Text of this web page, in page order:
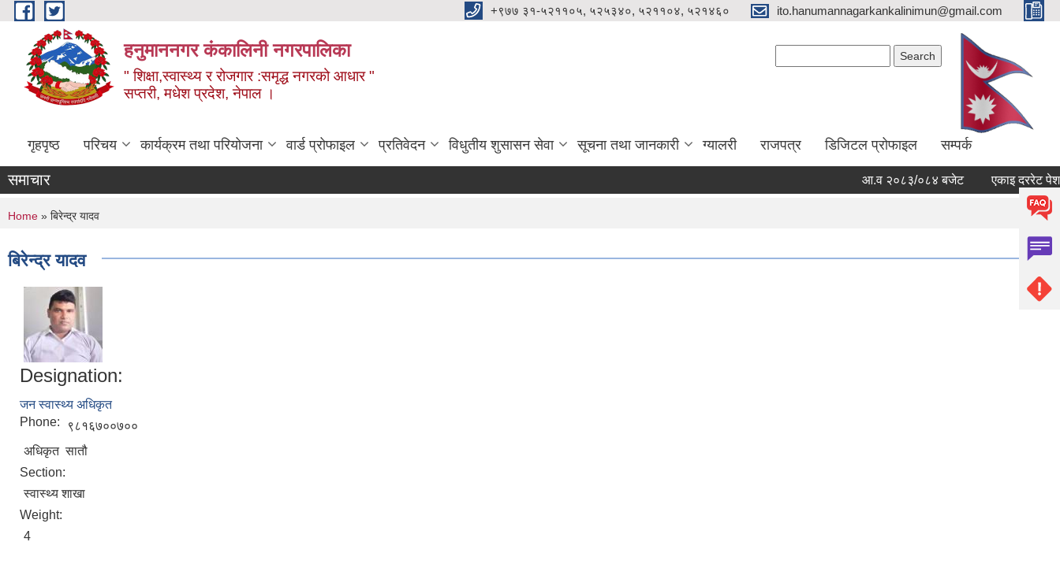
Skip to main content +९७७ ३१-५२११०५, ५२५३४०, ५२११०४, ५२१४६० ito.hanumannagarkankalinimun@gmail.com
हनुमाननगर कंकालिनी नगरपालिका
" शिक्षा,स्वास्थ्य र रोजगार :समृद्ध नगरको आधार "
सप्तरी, मधेश प्रदेश, नेपाल ।
गृहपृष्ठ परिचय कार्यक्रम तथा परियोजना वार्ड प्रोफाइल प्रतिवेदन विधुतीय शुसासन सेवा सूचना तथा जानकारी ग्यालरी राजपत्र डिजिटल प्रोफाइल सम्पर्क
समाचार आ.व २०८३/०८४ बजेट एकाइ दररेट पेश
You are here
Home » बिरेन्द्र यादव
बिरेन्द्र यादव
Designation:
जन स्वास्थ्य अधिकृत
Phone:
९८१६७००७००
अधिकृत सातौ
Section:
स्वास्थ्य शाखा
Weight:
4